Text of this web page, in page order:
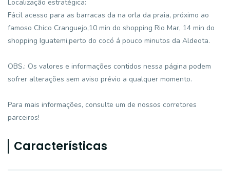
Localização estratégica:
Fácil acesso para as barracas da na orla da praia, próximo ao
famoso Chico Cranguejo,10 min do shopping Rio Mar, 14 min do
shopping Iguatemi,perto do cocó á pouco minutos da Aldeota.
OBS.: Os valores e informações contidos nessa página podem
sofrer alterações sem aviso prévio a qualquer momento.
Para mais informações, consulte um de nossos corretores
parceiros!
Características